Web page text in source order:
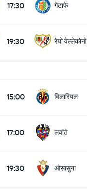
17:30 गेटाफे
19:30 रेयो वेल्लेकोनो
15:00 विलारियल
17:00 लवांते
19:30 ओसासुना
ऊपर